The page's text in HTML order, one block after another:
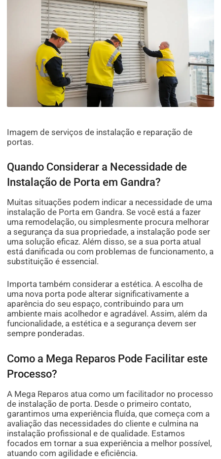
Imagem de serviços de instalação e reparação de
portas.
Quando Considerar a Necessidade de
Instalação de Porta em Gandra?
Muitas situações podem indicar a necessidade de uma
instalação de Porta em Gandra. Se você está a fazer
uma remodelação, ou simplesmente procura melhorar
a segurança da sua propriedade, a instalação pode ser
uma solução eficaz. Além disso, se a sua porta atual
está danificada ou com problemas de funcionamento, a
substituição é essencial.
Importa também considerar a estética. A escolha de
uma nova porta pode alterar significativamente a
aparência do seu espaço, contribuindo para um
ambiente mais acolhedor e agradável. Assim, além da
funcionalidade, a estética e a segurança devem ser
sempre ponderadas.
Como a Mega Reparos Pode Facilitar este
Processo?
A Mega Reparos atua como um facilitador no processo
de instalação de porta. Desde o primeiro contato,
garantimos uma experiência fluída, que começa com a
avaliação das necessidades do cliente e culmina na
instalação profissional e de qualidade. Estamos
focados em tornar a sua experiência a melhor possível,
atuando com agilidade e eficiência.